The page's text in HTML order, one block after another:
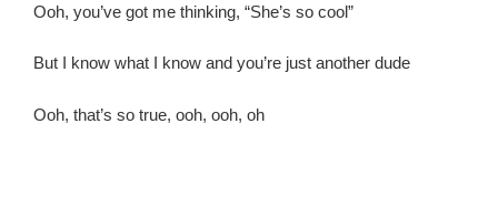
Ooh, you’ve got me thinking, “She’s so cool”
But I know what I know and you’re just another dude
Ooh, that’s so true, ooh, ooh, oh